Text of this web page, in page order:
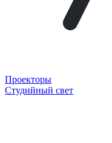
Проекторы
Студийный свет